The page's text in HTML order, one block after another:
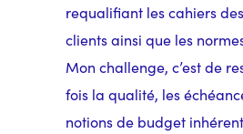
requalifiant les cahiers
clients ainsi que les
Mon challenge, c’est de
fois la qualité, les
notions de budget